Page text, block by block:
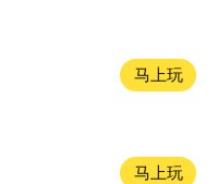
马上玩
马上玩